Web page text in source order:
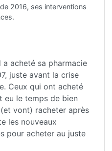
2016, ses interventions
acheté sa pharmacie
juste avant la crise
Ceux qui ont acheté
eu le temps de bien
vont) racheter après
les nouveaux
pour acheter au juste